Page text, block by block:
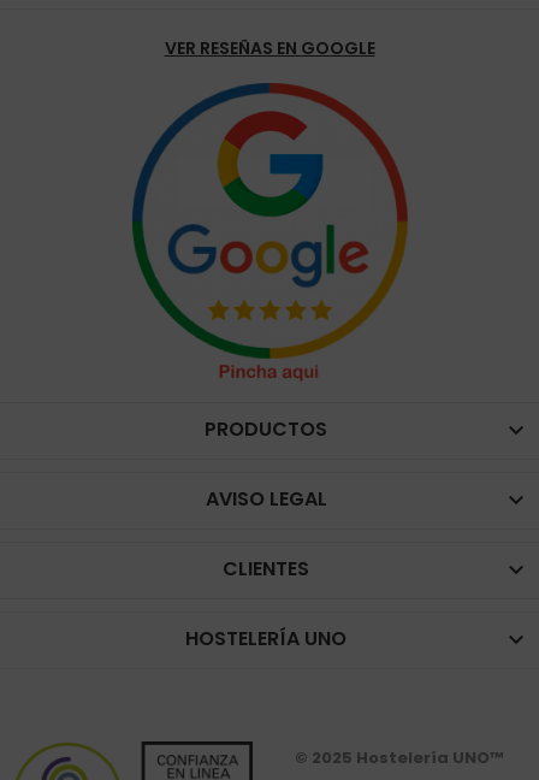
VER RESEÑAS EN GOOGLE
PRODUCTOS 
AVISO LEGAL 
CLIENTES 
HOSTELERÍA UNO 
© 2025 Hostelería UNO™